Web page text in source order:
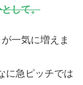
して。
一気に増えま
に急ピッチでは